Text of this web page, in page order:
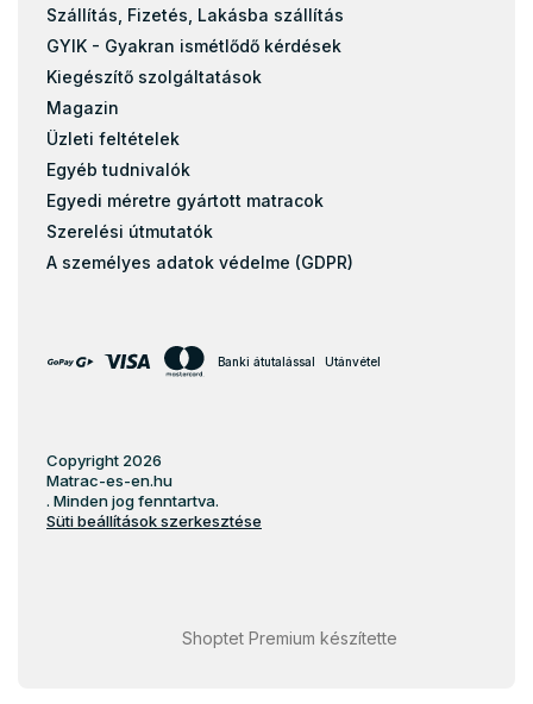
Szállítás, Fizetés, Lakásba szállítás
GYIK - Gyakran ismétlődő kérdések
Kiegészítő szolgáltatások
Magazin
Üzleti feltételek
Egyéb tudnivalók
Egyedi méretre gyártott matracok
Szerelési útmutatók
A személyes adatok védelme (GDPR)
Banki átutalással Utánvétel
Shoptet Premium készítette
Copyright 2026
Matrac-es-en.hu
. Minden jog fenntartva.
Süti beállítások szerkesztése